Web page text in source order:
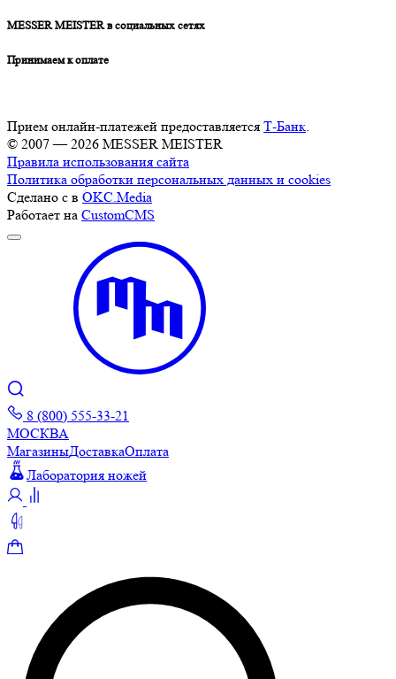
MESSER MEISTER в социальных сетях
Принимаем к оплате
Прием онлайн-платежей предоставляется Т-Банк
© 2007 — 2026 MESSER MEISTER
Правила использования сайта
Политика обработки персональных данных и cookies
Сделано с в OKC.Media
Работает на CustomCMS
8 (800) 555-33-21
МОСКВА
МагазиныДоставкаОплата
Лаборатория ножей